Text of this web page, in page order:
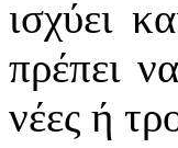
ισχύει
πρέπει
νέες ή